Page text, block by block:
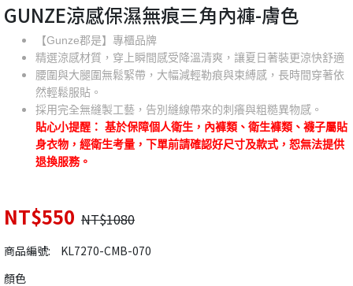
GUNZE涼感保濕無痕三角內褲-膚色
【Gunze郡是】專櫃品牌
精選涼感材質，穿上瞬間感受降溫清爽，讓夏日著裝更涼快舒適
腰圍與大腿圍無鬆緊帶，大幅減輕勒痕與束縛感，長時間穿著依
然輕鬆服貼。
採用完全無縫製工藝，告別縫線帶來的刺癢與粗糙異物感。
貼心小提醒： 基於保障個人衛生，內褲類、衛生褲類、襪子屬貼
身衣物，經衛生考量，下單前請確認好尺寸及款式，恕無法提供
退換服務。
NT$550 NT$1080
商品編號:
KL7270-CMB-070
顏色